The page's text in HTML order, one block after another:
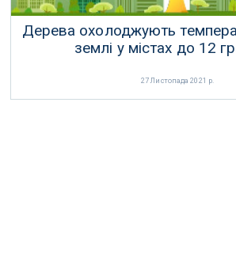
Дерева охолоджують
землі у містах до 12
27 Листопада 2021 р.